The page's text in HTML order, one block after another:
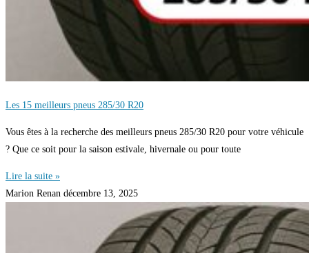
Les 15 meilleurs pneus 285/30 R20
Vous êtes à la recherche des meilleurs pneus 285/30 R20 pour votre véhicule
? Que ce soit pour la saison estivale, hivernale ou pour toute
Lire la suite »
Marion Renan décembre 13, 2025